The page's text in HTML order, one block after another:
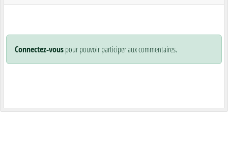
Connectez-vouspour pouvoir participer aux commentaires.